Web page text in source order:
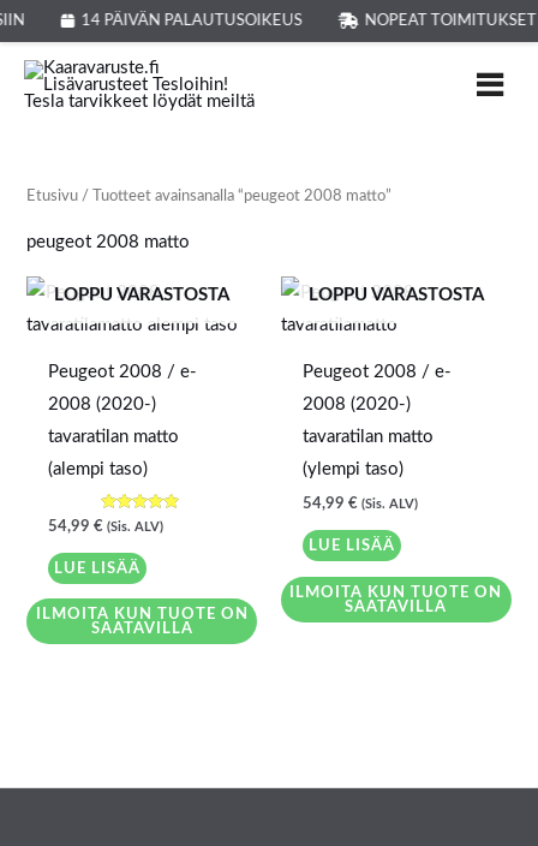
14 PÄIVÄN PALAUTUSOIKEUS NOPEAT
Siirry
sisältöön
Etusivu / Tuotteet avainsanalla “peugeot 2008 matto”
peugeot 2008 matto
LOPPU VARASTOSTA
Peugeot 2008 / e-
2008 (2020-)
tavaratilan matto
(alempi taso)
Arvostelu
tuotteesta:
5.00
/ 5
54,99 € (Sis. ALV)
LUE LISÄÄ
ILMOITA KUN TUOTE ON
SAATAVILLA
LOPPU VARASTOSTA
Peugeot 2008 / e-
2008 (2020-)
tavaratilan matto
(ylempi taso)
54,99 € (Sis. ALV)
LUE LISÄÄ
ILMOITA KUN TUOTE ON
SAATAVILLA